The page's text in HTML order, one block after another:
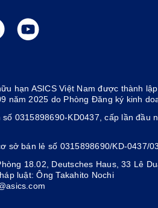
hạn ASICS Việt Nam được thành
năm 2025 do Phòng Đăng ký kinh
0315898690-KD0437, cấp lần
sở bán lẻ số 0315898690/KD-0437/
18.02, Deutsches Haus, 33 Lê
luật: Ông Takahito Nochi